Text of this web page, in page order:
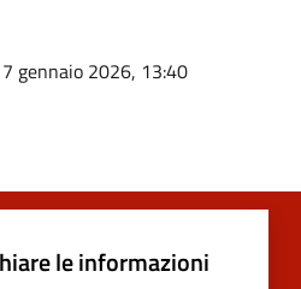
7 gennaio 2026, 13:40
le informazioni